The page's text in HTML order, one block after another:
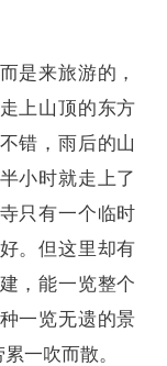
是来旅游的，
上山顶的东方
错，雨后的山
小时就走上了
只有一个临时
。但这里却有
，能一览整个
一览无遗的景
一吹而散。